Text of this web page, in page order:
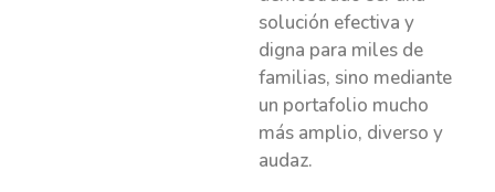
solución efectiva y
digna para miles de
familias, sino mediante
un portafolio mucho
más amplio, diverso y
audaz.